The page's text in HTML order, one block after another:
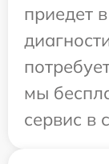
приедет
мы
сервис в